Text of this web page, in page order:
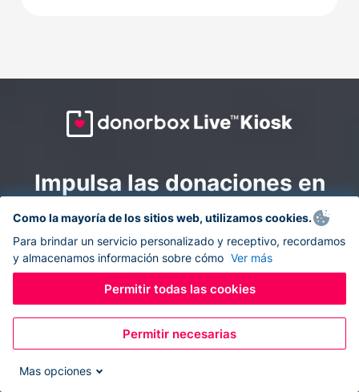
Impulsa las donaciones en
todas partes: combina la
recaudación de fondos en
línea y en el sitio con
Donorbox Live Kiosk.
Convierte tu tableta en un quiosco de donaciones y
recolecta donaciones sin efectivo durante eventos, en
Como la mayoría de los sitios web, utilizamos cookies.
Para brindar un servicio personalizado y receptivo, recordamos
y almacenamos información sobre cómo Ver más
Permitir todas las cookies
Permitir necesarias
Mas opciones